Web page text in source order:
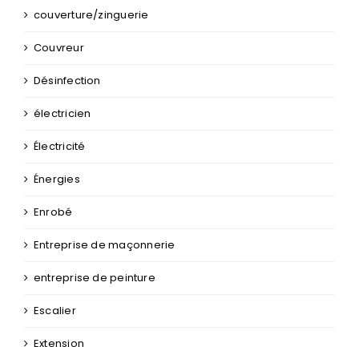
Courtage Immobilier
couverture
couverture/zinguerie
Couvreur
Désinfection
électricien
Électricité
Énergies
Enrobé
Entreprise de maçonnerie
entreprise de peinture